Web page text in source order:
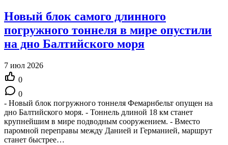
Новый блок самого длинного
погружного тоннеля в мире опустили
на дно Балтийского моря
7 июл 2026
0
0
- Новый блок погружного тоннеля Фемарнбельт опущен на
дно Балтийского моря. - Тоннель длиной 18 км станет
крупнейшим в мире подводным сооружением. - Вместо
паромной переправы между Данией и Германией, маршрут
станет быстрее…